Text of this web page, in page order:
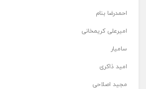
احمدرضا بنام
امیرعلی کریمخانی
سامیار
امید ذاکری
مجید اصلاحی